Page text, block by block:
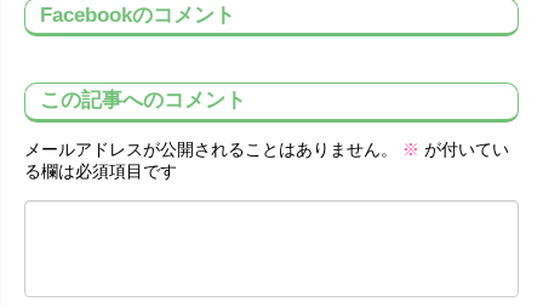
Facebookのコメント
この記事へのコメント
メールアドレスが公開されることはありません。 ※ が付いてい
る欄は必須項目です